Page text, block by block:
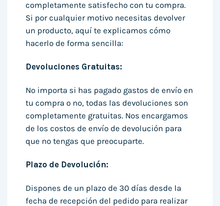
completamente satisfecho con tu compra.
Si por cualquier motivo necesitas devolver
un producto, aquí te explicamos cómo
hacerlo de forma sencilla:
Devoluciones Gratuitas:
No importa si has pagado gastos de envío en
tu compra o no, todas las devoluciones son
completamente gratuitas. Nos encargamos
de los costos de envío de devolución para
que no tengas que preocuparte.
Plazo de Devolución:
Dispones de un plazo de 30 días desde la
fecha de recepción del pedido para realizar